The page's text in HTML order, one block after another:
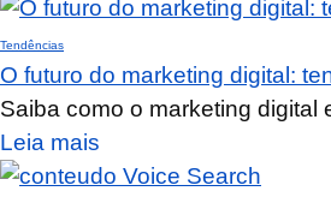
Tendências
O futuro do marketing digital:
Saiba como o marketing digital
Leia mais